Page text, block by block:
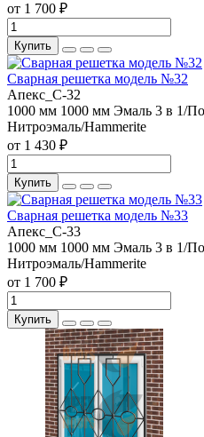
от 1 700 ₽
Купить
Сварная решетка модель №32
Апекс_С-32
1000 мм 1000 мм Эмаль 3 в 1/
Нитроэмаль/Hammerite
от 1 430 ₽
Купить
Сварная решетка модель №33
Апекс_С-33
1000 мм 1000 мм Эмаль 3 в 1/
Нитроэмаль/Hammerite
от 1 700 ₽
Купить